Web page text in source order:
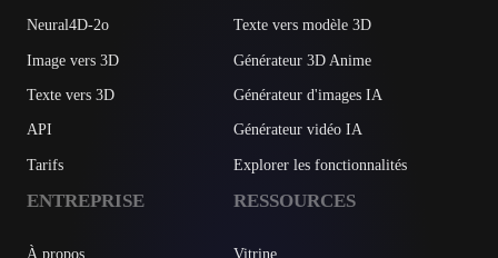
Neural4D-2o
Image vers 3D
Texte vers 3D
API
Tarifs
Texte vers modèle 3D
Générateur 3D Anime
Générateur d'images IA
Générateur vidéo IA
Explorer les fonctionnalités
ENTREPRISE
À propos
RESSOURCES
Vitrine